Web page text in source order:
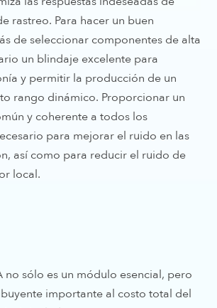
rastreo. Para hacer un buen
de seleccionar componentes de alta
un blindaje excelente para
y permitir la producción de un
rango dinámico. Proporcionar un
y coherente a todos los
para mejorar el ruido en las
así como para reducir el ruido de
local.
no sólo es un módulo esencial, pero
importante al costo total del